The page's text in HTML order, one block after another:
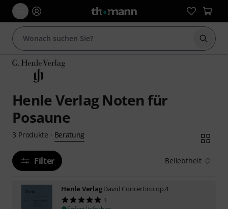
Suche
Henle Verlag Noten für
Posaune
3 Produkte · Beratung
Filter Beliebtheit
Henle VerlagDavid Concertino op.4
1